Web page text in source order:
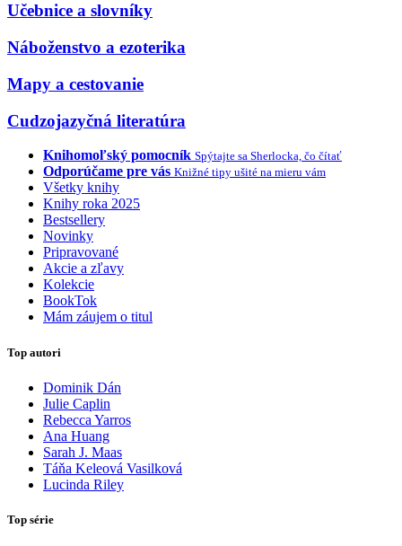
Učebnice a slovníky
Náboženstvo a ezoterika
Mapy a cestovanie
Cudzojazyčná literatúra
Knihomoľský pomocník Spýtajte sa Sherlocka, čo čítať
Odporúčame pre vás Knižné tipy ušité na mieru vám
Všetky knihy
Knihy roka 2025
Bestsellery
Novinky
Pripravované
Akcie a zľavy
Kolekcie
BookTok
Mám záujem o titul
Top autori
Dominik Dán
Julie Caplin
Rebecca Yarros
Ana Huang
Sarah J. Maas
Táňa Keleová Vasilková
Lucinda Riley
Top série